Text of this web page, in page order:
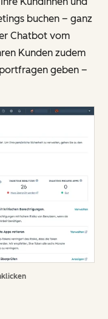
buchen – ganz
Chatbot vom
Kunden zudem
geben –